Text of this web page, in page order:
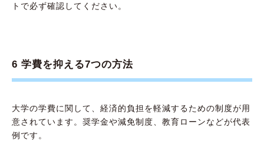
トで必ず確認してください。
6 学費を抑える7つの方法
大学の学費に関して、経済的負担を軽減するための制度が用
意されています。奨学金や減免制度、教育ローンなどが代表
例です。